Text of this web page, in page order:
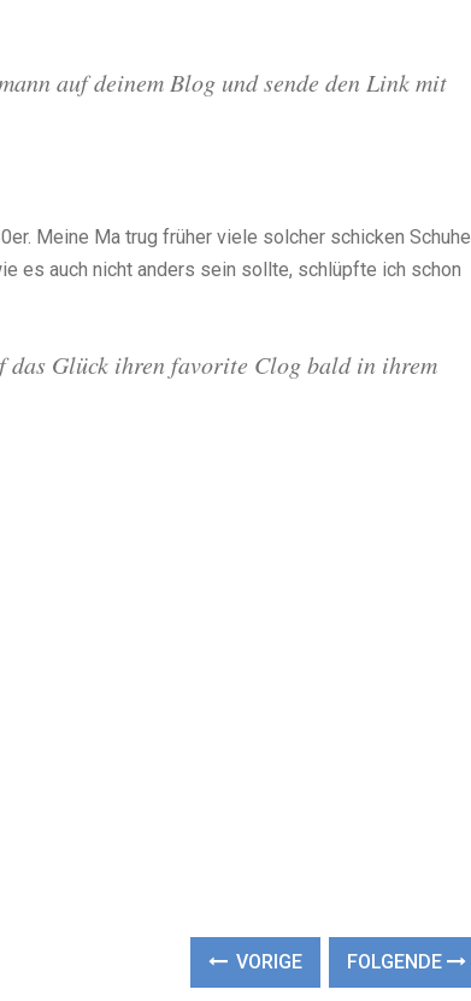
auf deinem Blog und sende den Link mit
Meine Ma trug früher viele solcher schicken Schuhe
es auch nicht anders sein sollte, schlüpfte ich schon
das Glück ihren favorite Clog bald in ihrem
VORIGE FOLGENDE